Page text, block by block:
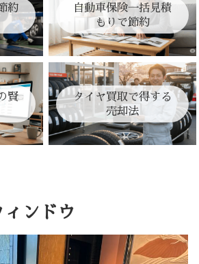
約
自動車保険一括見積
もりで節約
賢
タイヤ買取で得する
売却法
ンドウ